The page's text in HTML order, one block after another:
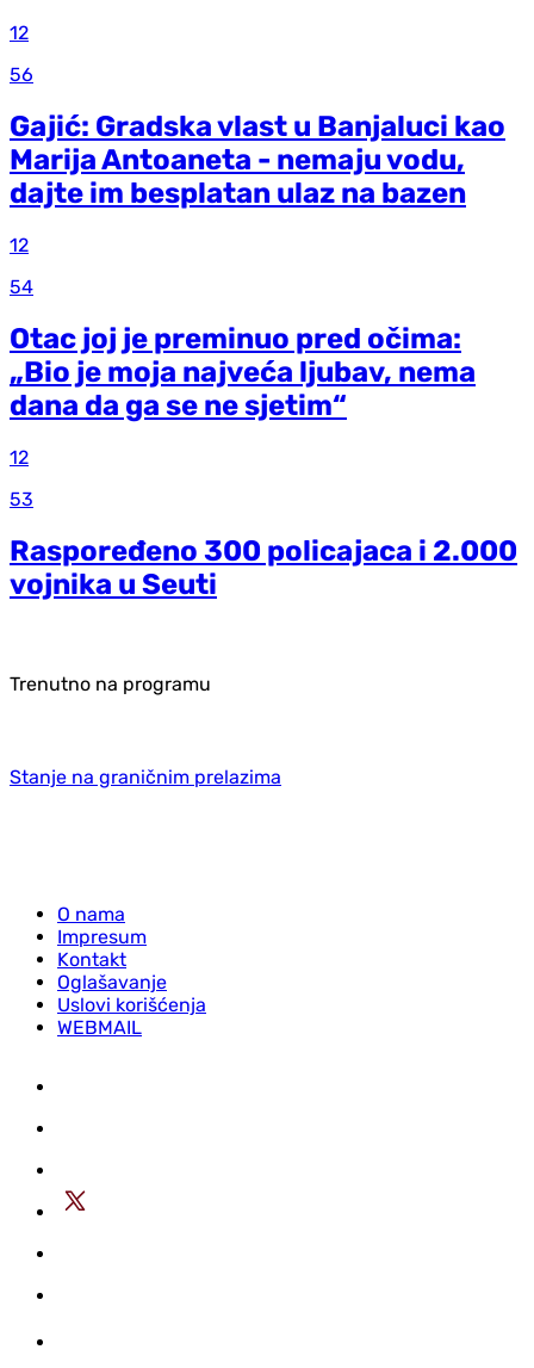
12
56
Gajić: Gradska vlast u Banjaluci kao
Marija Antoaneta - nemaju vodu,
dajte im besplatan ulaz na bazen
12
54
Otac joj je preminuo pred očima:
„Bio je moja najveća ljubav, nema
dana da ga se ne sjetim“
12
53
Raspoređeno 300 policajaca i 2.000
vojnika u Seuti
Trenutno na programu
Stanje na graničnim prelazima
O nama
Impresum
Kontakt
Oglašavanje
Uslovi korišćenja
WEBMAIL